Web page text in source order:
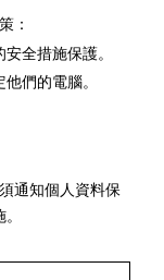
：
全措施保護。
們的電腦。
通知個人資料保